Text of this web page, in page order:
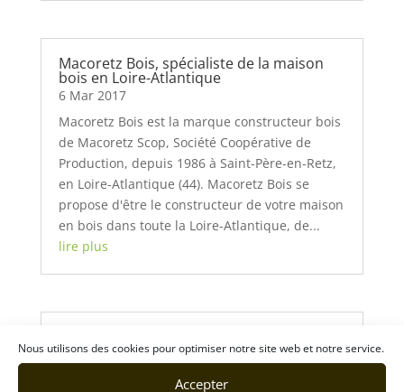
Nous utilisons des cookies pour optimiser notre site web et notre service.
Accepter
Macoretz Bois, spécialiste de la maison
bois en Loire-Atlantique
6 Mar 2017
Macoretz Bois est la marque constructeur bois
de Macoretz Scop, Société Coopérative de
Production, depuis 1986 à Saint-Père-en-Retz,
en Loire-Atlantique (44). Macoretz Bois se
propose d'être le constructeur de votre maison
en bois dans toute la Loire-Atlantique, de...
lire plus
Atlantique